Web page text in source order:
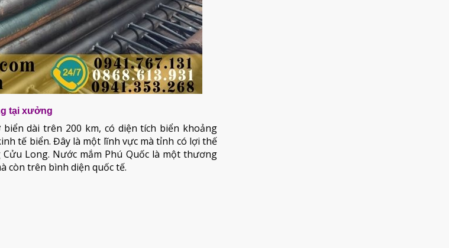
tại xưởng
dài trên 200 km, có diện tích biển khoảng
tế biển. Đây là một lĩnh vực mà tỉnh có lợi thế
Long. Nước mắm Phú Quốc là một thương
còn trên bình diện quốc tế.